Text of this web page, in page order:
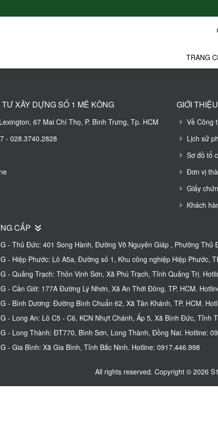
TRANG
XÂY DỰNG SỐ 1 MÊ KÔNG
67 Mai Chí Thọ, P. Bình Trưng, Tp. HCM
- 028.3740.2828
GIỚI THIỆU
Về Công
Lịch sử
Sơ đồ tổ
Đơn vị
Giấy
Khách
CẤP
- Thủ Đức: 401 Song Hành, Đường Võ Nguyên Giáp , Phường Thủ
- Hiệp Phước: Lô A5a, Đường số 1, Khu công nghiệp Hiệp Phước,
- Quảng Trạch: Thôn Vịnh Sơn, Xã Phú Trạch, Tỉnh Quảng Trị.
- Cần Giờ: 177A Đường Lý Nhơn, Xã An Thới Đông, TP. HCM.
- Bình Dương: Đường Bình Chuẩn 62, Xã Tân Khánh, TP. HCM.
- Long An: Lô C5 - C6, KCN Nhựt Chánh, Ấp 5, Xã Bình Đức, Tỉnh
- Long Thành: ĐT770, Bình Sơn, Long Thành, Đồng Nai. Hotline:
- Gia Bình: Xã Gia Bình, Tỉnh Bắc Ninh. Hotline: 0917.446.998
All rights reserved. Copyright © 2026